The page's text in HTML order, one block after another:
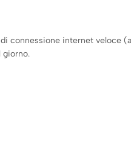
connessione internet veloce
giorno.